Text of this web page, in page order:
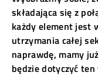
składająca się z
każdy element jest
utrzymania całej
naprawdę, mamy
będzie dotyczyć